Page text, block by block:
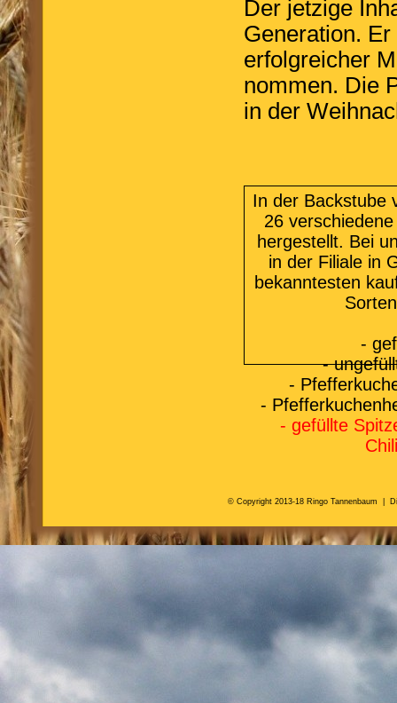
Der jetzige
Generation.
erfolgreicher
nommen. Die
in der
In der Backstube
26
hergestellt. Bei
in der Filiale in
bekanntesten
-
-
-
-
- gefüllte
© Copyright 2013-18 Ringo Tannenbaum |